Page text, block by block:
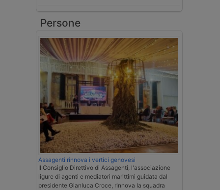
Persone
Assagenti rinnova i vertici genovesi
Il Consiglio Direttivo di Assagenti, l'associazione
ligure di agenti e mediatori marittimi guidata dal
presidente Gianluca Croce, rinnova la squadra